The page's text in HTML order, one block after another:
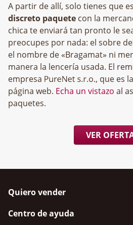
A partir de allí, solo tienes que
discreto paquete con la
chica te enviará tan pronto le
preocupes por nada: el sobre
el nombre de «Bragamat» ni
manera la lencería usada. El
empresa
, que es
página web. Echa un vistazo al
paquetes.
VER
Quiero vender
Centro de ayuda